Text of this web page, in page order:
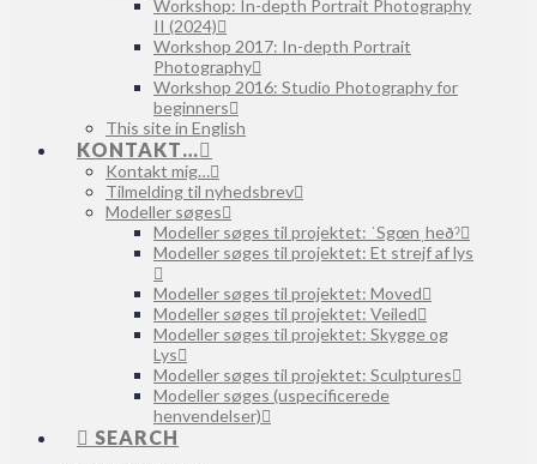
Workshop: In-depth Portrait Photography
II (2024)
Workshop 2017: In-depth Portrait
Photography
Workshop 2016: Studio Photography for
beginners
This site in English
KONTAKT…
Kontakt mig…
Tilmelding til nyhedsbrev
Modeller søges
Modeller søges til projektet: ˈSgœnˌheðˀ
Modeller søges til projektet: Et strejf af lys
Modeller søges til projektet: Moved
Modeller søges til projektet: Veiled
Modeller søges til projektet: Skygge og
Lys
Modeller søges til projektet: Sculptures
Modeller søges (uspecificerede
henvendelser)
SEARCH